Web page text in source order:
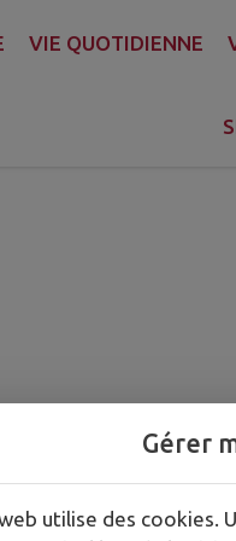
VIE QUOTIDIENNE
Gérer
utilise des cookies.